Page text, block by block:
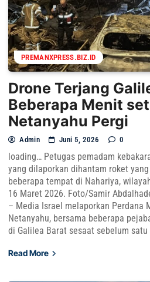
PREMANXPRESS.BIZ.ID
Drone Terjang
Beberapa Menit
Netanyahu Pergi
Admin Juni 5, 2026 0
loading… Petugas pemadam
yang dilaporkan dihantam roket
beberapa tempat di Nahariya,
16 Maret 2026. Foto/Samir
– Media Israel melaporkan Perdana
Netanyahu, bersama beberapa
di Galilea Barat sesaat sebelum
Read More